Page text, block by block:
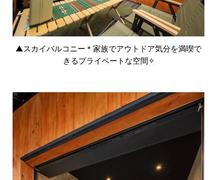
▲スカイバルコニー＊家族でアウトドア気分を満喫で
きるプライベートな空間✧